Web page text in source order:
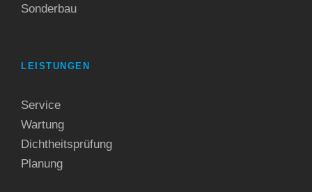
Sonderbau
LEISTUNGEN
Service
Wartung
Dichtheitsprüfung
Planung